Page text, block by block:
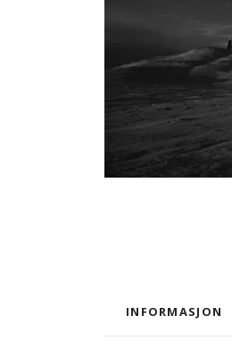
INFORMASJON